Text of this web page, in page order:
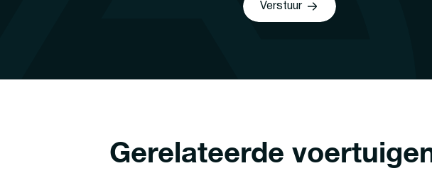
Verstuur
Gerelateerde